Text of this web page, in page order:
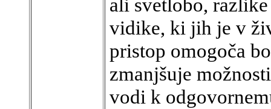
ali svetlobo,
vidike, ki jih je v
pristop omogoča
zmanjšuje
vodi k